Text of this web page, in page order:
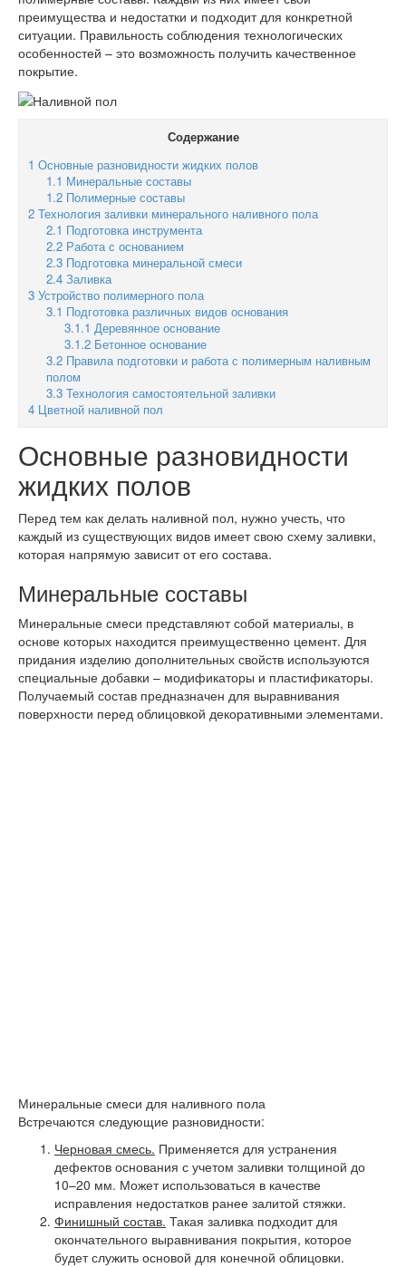
преимущества и недостатки и подходит для конкретной
ситуации. Правильность соблюдения технологических
особенностей – это возможность получить качественное
покрытие.
Содержание
1 Основные разновидности жидких полов
1.1 Минеральные составы
1.2Полимерные составы
2 Технология заливки минерального наливного пола
2.1 Подготовка инструмента
2.2Работа с основанием
2.3Подготовка минеральной смеси
2.4Заливка
3 Устройство полимерного пола
3.1 Подготовка различных видов основания
3.1.1 Деревянное основание
3.1.2Бетонное основание
3.2Правила подготовки и работа с полимерным наливным
полом
3.3Технология самостоятельной заливки
4 Цветной наливной пол
Основные разновидности
жидких полов
Перед тем как делать наливной пол, нужно учесть, что
каждый из существующих видов имеет свою схему заливки,
которая напрямую зависит от его состава.
Минеральные составы
Минеральные смеси представляют собой материалы, в
основе которых находится преимущественно цемент. Для
придания изделию дополнительных свойств используются
специальные добавки – модификаторы и пластификаторы.
Получаемый состав предназначен для выравнивания
поверхности перед облицовкой декоративными элементами.
Минеральные смеси для наливного пола
Встречаются следующие разновидности:
Черновая смесь. Применяется для устранения
дефектов основания с учетом заливки толщиной до
10–20 мм. Может использоваться в качестве
исправления недостатков ранее залитой стяжки.
Финишный состав. Такая заливка подходит для
окончательного выравнивания покрытия, которое
будет служить основой для конечной облицовки.